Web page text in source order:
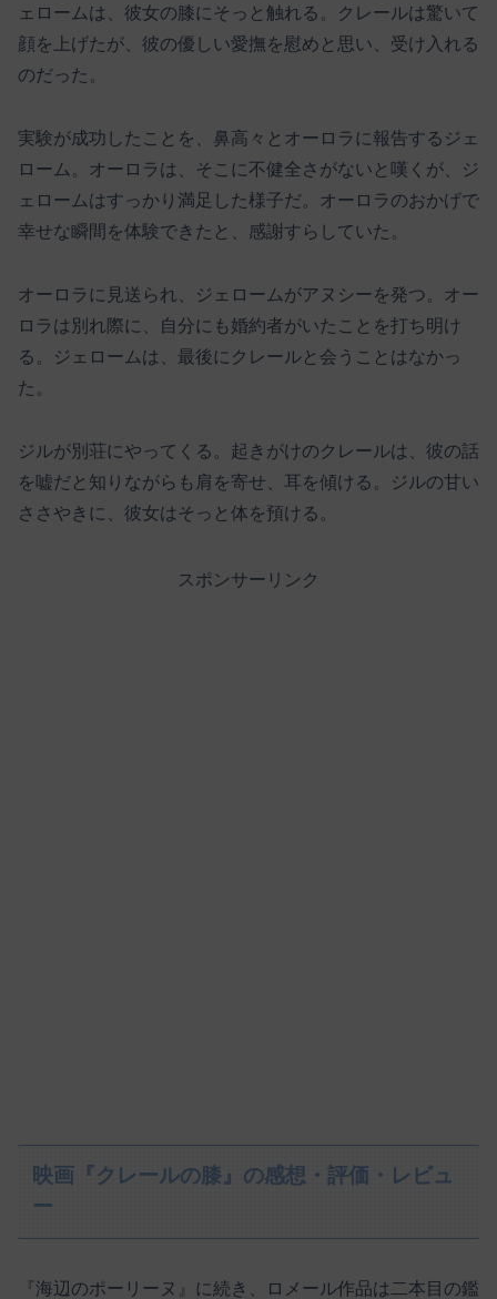
ェロームは、彼女の膝にそっと触れる。クレールは驚いて
顔を上げたが、彼の優しい愛撫を慰めと思い、受け入れる
のだった。
実験が成功したことを、鼻高々とオーロラに報告するジェ
ローム。オーロラは、そこに不健全さがないと嘆くが、ジ
ェロームはすっかり満足した様子だ。オーロラのおかげで
幸せな瞬間を体験できたと、感謝すらしていた。
オーロラに見送られ、ジェロームがアヌシーを発つ。オー
ロラは別れ際に、自分にも婚約者がいたことを打ち明け
る。ジェロームは、最後にクレールと会うことはなかっ
た。
ジルが別荘にやってくる。起きがけのクレールは、彼の話
を嘘だと知りながらも肩を寄せ、耳を傾ける。ジルの甘い
ささやきに、彼女はそっと体を預ける。
スポンサーリンク
映画『クレールの膝』の感想・評価・レビュ
ー
『海辺のポーリーヌ』に続き、ロメール作品は二本目の鑑